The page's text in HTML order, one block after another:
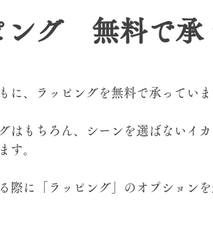
ング 無料で承
に、ラッピングを無料で承っていま
はもちろん、シーンを選ばないイ
す。
際に「ラッピング」のオプション